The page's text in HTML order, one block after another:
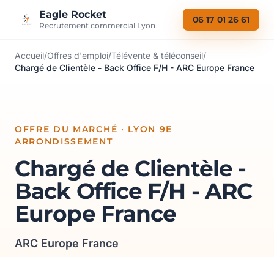
Eagle Rocket
Recrutement commercial Lyon
06 17 01 26 61
Accueil/Offres d'emploi/Télévente & téléconseil/
Chargé de Clientèle - Back Office F/H - ARC Europe France
OFFRE DU MARCHÉ · LYON 9E
ARRONDISSEMENT
Chargé de Clientèle -
Back Office F/H - ARC
Europe France
ARC Europe France